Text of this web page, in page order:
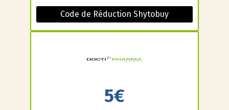
Code de Réduction Shytobuy
5€